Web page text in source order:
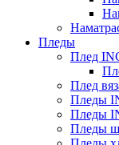
Пледы
Плед
Плед
Пледы
Пледы
Пледы